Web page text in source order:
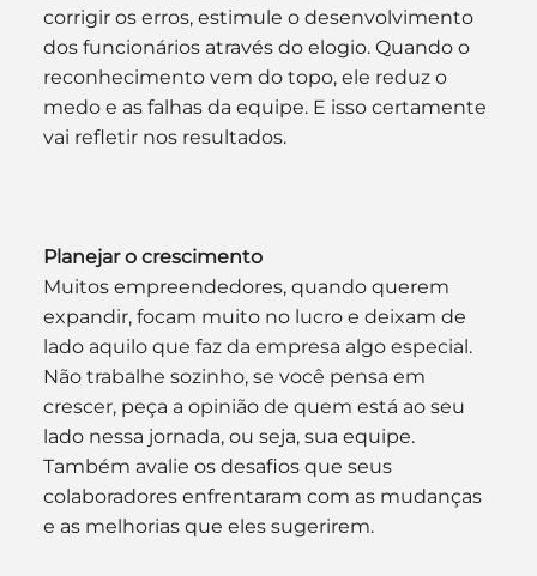
corrigir os erros, estimule o desenvolvimento
dos funcionários através do elogio. Quando o
reconhecimento vem do topo, ele reduz o
medo e as falhas da equipe. E isso certamente
vai refletir nos resultados.
Planejar o crescimento
Muitos empreendedores, quando querem
expandir, focam muito no lucro e deixam de
lado aquilo que faz da empresa algo especial.
Não trabalhe sozinho, se você pensa em
crescer, peça a opinião de quem está ao seu
lado nessa jornada, ou seja, sua equipe.
Também avalie os desafios que seus
colaboradores enfrentaram com as mudanças
e as melhorias que eles sugerirem.